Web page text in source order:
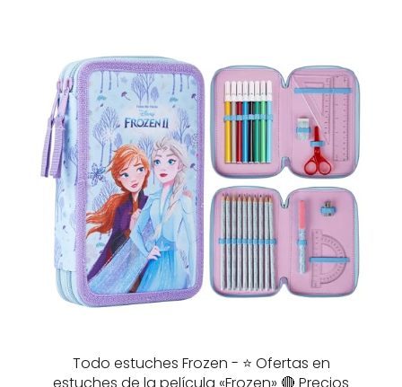
Todo estuches Frozen - ⭐️ Ofertas en
estuches de la película «Frozen» 🔴 Precios